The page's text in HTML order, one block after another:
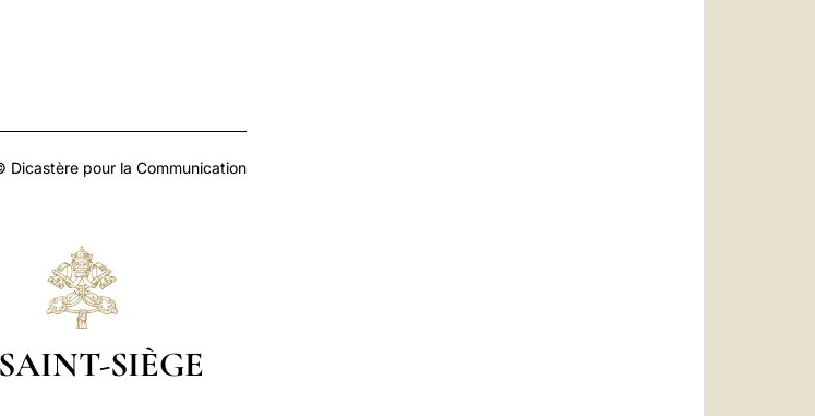
Dicastère pour la Communication
SAINT-SIÈGE